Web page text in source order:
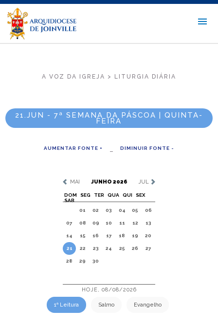
A VOZ DA IGREJA > LITURGIA DIÁRIA
21.JUN - 7ª SEMANA DA PÁSCOA | QUINTA-
FEIRA
AUMENTAR FONTE + DIMINUIR FONTE -
MAI JUNHO 2026 JUL
DOM SEG TER QUA QUI
SEX
SAB
01
02 03 04 05 06
07 08 09 10 11 12 13
14 15 16 17 18 19 20
21 22 23 24 25 26 27
28 29 30
HOJE, 08/08/2026
1ª Leitura Salmo Evangelho